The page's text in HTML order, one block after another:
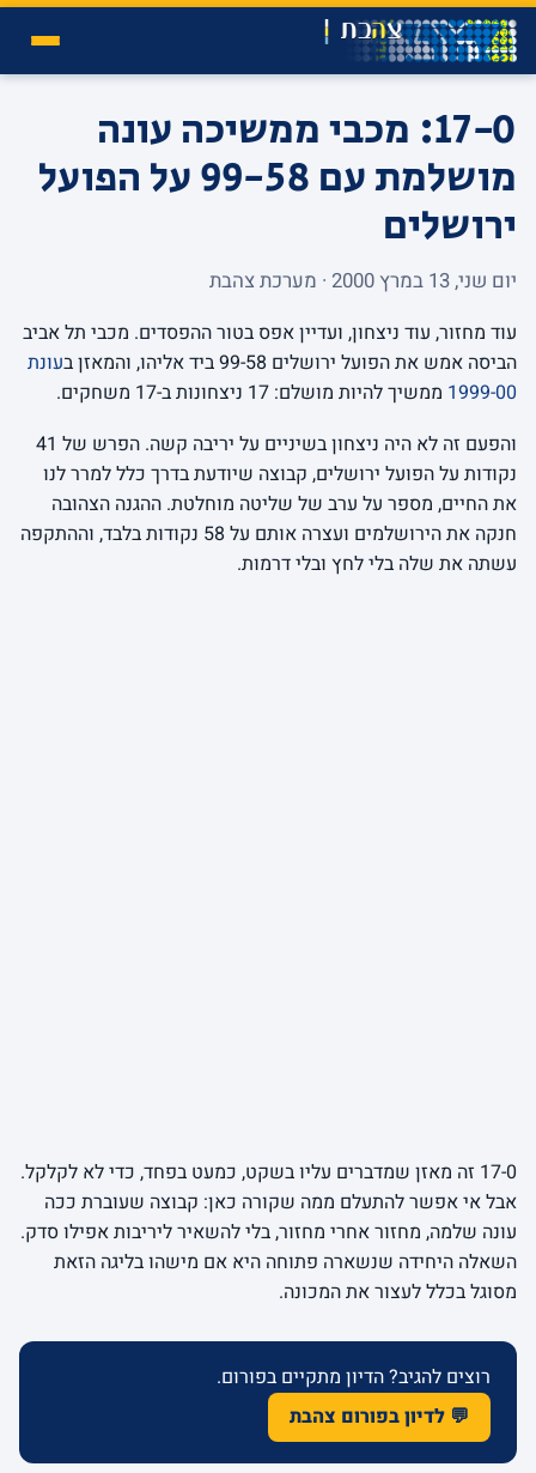
17-0: מכבי ממשיכה עונה
מושלמת עם 99-58 על הפועל
ירושלים
יום שני, 13 במרץ 2000 · מערכת צהבת
עוד מחזור, עוד ניצחון, ועדיין אפס בטור ההפסדים. מכבי תל אביב
הביסה אמש את הפועל ירושלים 99-58 ביד אליהו, והמאזן ב
עונת
1999-00 ממשיך להיות מושלם: 17 ניצחונות ב-17 משחקים.
והפעם זה לא היה ניצחון בשיניים על יריבה קשה. הפרש של 41
נקודות על הפועל ירושלים, קבוצה שיודעת בדרך כלל למרר לנו
את החיים, מספר על ערב של שליטה מוחלטת. ההגנה הצהובה
חנקה את הירושלמים ועצרה אותם על 58 נקודות בלבד, וההתקפה
עשתה את שלה בלי לחץ ובלי דרמות.
17-0 זה מאזן שמדברים עליו בשקט, כמעט בפחד, כדי לא לקלקל.
אבל אי אפשר להתעלם ממה שקורה כאן: קבוצה שעוברת ככה
עונה שלמה, מחזור אחרי מחזור, בלי להשאיר ליריבות אפילו סדק.
השאלה היחידה שנשארה פתוחה היא אם מישהו בליגה הזאת
מסוגל בכלל לעצור את המכונה.
רוצים להגיב? הדיון מתקיים בפורום.
💬 לדיון בפורום צהבת